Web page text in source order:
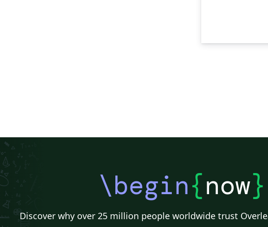
\begin{now}
Discover why over 25 million people worldwide trust